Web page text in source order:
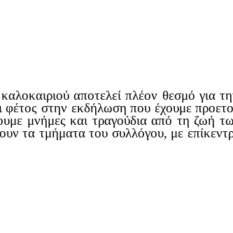
αποτελεί πλέον θεσμό για
στην εκδήλωση που έχουμε
μνήμες και τραγούδια από τη ζωή
τα τμήματα του συλλόγου, με